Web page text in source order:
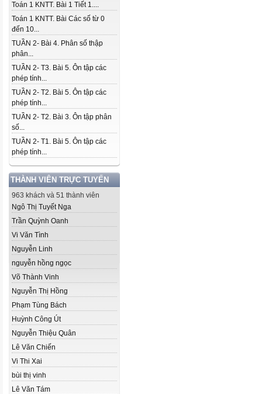
Toán 1 KNTT. Bài 1 Tiết 1....
Toán 1 KNTT. Bài Các số từ 0
đến 10...
TUẦN 2- Bài 4. Phân số thập
phân...
TUẦN 2- T3. Bài 5. Ôn tập các
phép tính...
TUẦN 2- T2. Bài 5. Ôn tập các
phép tính...
TUẦN 2- T2. Bài 3. Ôn tập phân
số...
TUẦN 2- T1. Bài 5. Ôn tập các
phép tính...
THÀNH VIÊN TRỰC TUYẾN
963 khách và 51 thành viên
Ngô Thị Tuyết Nga
Trần Quỳnh Oanh
Vi Văn Tình
Nguyễn Linh
nguyễn hồng ngọc
Võ Thành Vinh
Nguyễn Thị Hồng
Phạm Tùng Bách
Huỳnh Công Út
Nguyễn Thiệu Quân
Lê Văn Chiến
Vi Thi Xai
bùi thị vinh
Lê Văn Tám